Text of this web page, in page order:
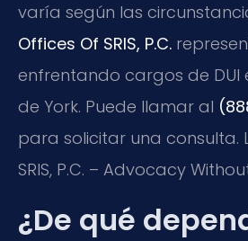
varía según las
Offices Of SRIS, P.C.
enfrentando cargos de DUI
de York. Puede llamar al
para solicitar una consulta.
SRIS, P.C. – Advocacy
¿De qué